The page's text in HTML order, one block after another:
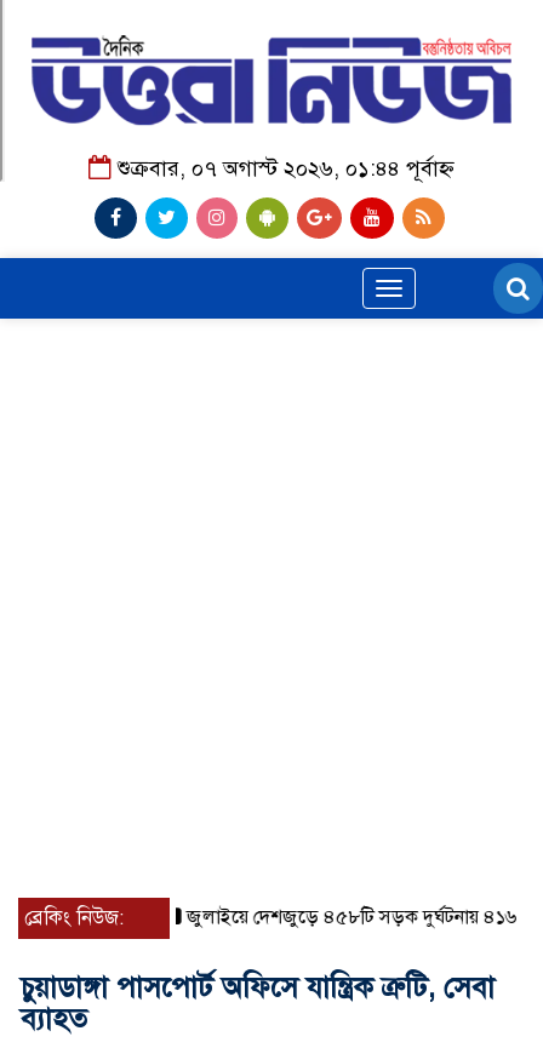
শুক্রবার, ০৭ অগাস্ট ২০২৬, ০১:৪৪ পূর্বাহ্ন
Toggle
navigation
ব্রেকিং নিউজ: জুলাইয়ে দেশজুড়ে ৪৫৮টি সড়ক দুর্ঘটনায় ৪১৬ জন
চুয়াডাঙ্গা পাসপোর্ট অফিসে যান্ত্রিক ত্রুটি, সেবা
ব্যাহত